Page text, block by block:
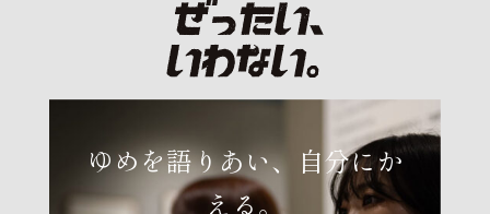
ゆめを語りあい、自分にか
える。